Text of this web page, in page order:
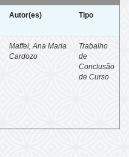
Autor(es) Tipo
Maffei, Ana Maria
Cardozo
Trabalho
de
Conclusão
de Curso